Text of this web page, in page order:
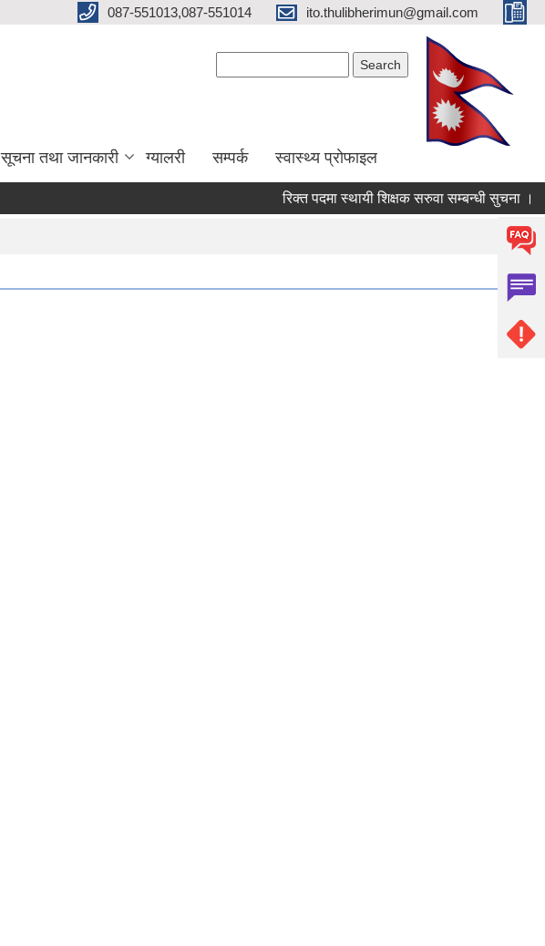
087-551013,087-551014 ito.thulibherimun@gmail.com
सूचना तथा जानकारी ग्यालरी सम्पर्क स्वास्थ्य प्राेफाइल
रिक्त पदमा स्थायी शिक्षक सरुवा सम्बन्धी सुचना ।